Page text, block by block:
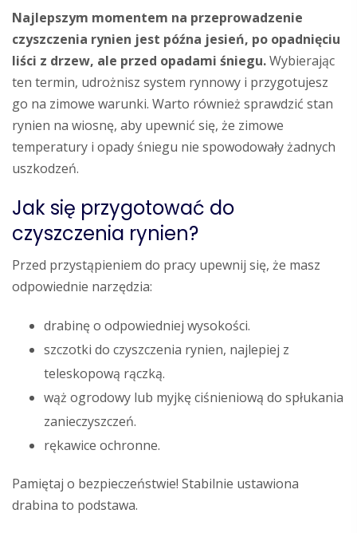
Najlepszym momentem na przeprowadzenie
czyszczenia rynien jest późna jesień, po opadnięciu
liści z drzew, ale przed opadami śniegu.Wybierając
ten termin, udrożnisz system rynnowy i przygotujesz
go na zimowe warunki. Warto również sprawdzić stan
rynien na wiosnę, aby upewnić się, że zimowe
temperatury i opady śniegu nie spowodowały żadnych
uszkodzeń.
Jak się przygotować do
czyszczenia rynien?
Przed przystąpieniem do pracy upewnij się, że masz
odpowiednie narzędzia:
drabinę o odpowiedniej wysokości.
szczotki do czyszczenia rynien, najlepiej z
teleskopową rączką.
wąż ogrodowy lub myjkę ciśnieniową do spłukania
zanieczyszczeń.
rękawice ochronne.
Pamiętaj o bezpieczeństwie! Stabilnie ustawiona
drabina to podstawa.